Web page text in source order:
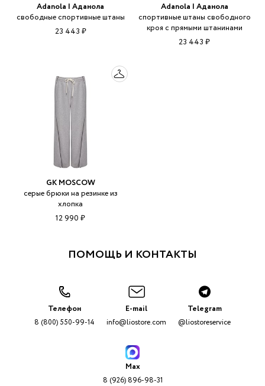
Adanola | Аданола
свободные спортивные штаны
23 443 ₽
Adanola | Аданола
спортивные штаны свободного
кроя с прямыми штанинами
23 443 ₽
GK MOSCOW
серые брюки на резинке из
хлопка
12 990 ₽
ПОМОЩЬ И КОНТАКТЫ
Телефон
8 (800) 550-99-14
E-mail
info@liostore.com
Telegram
@liostoreservice
Max
8 (926) 896-98-31